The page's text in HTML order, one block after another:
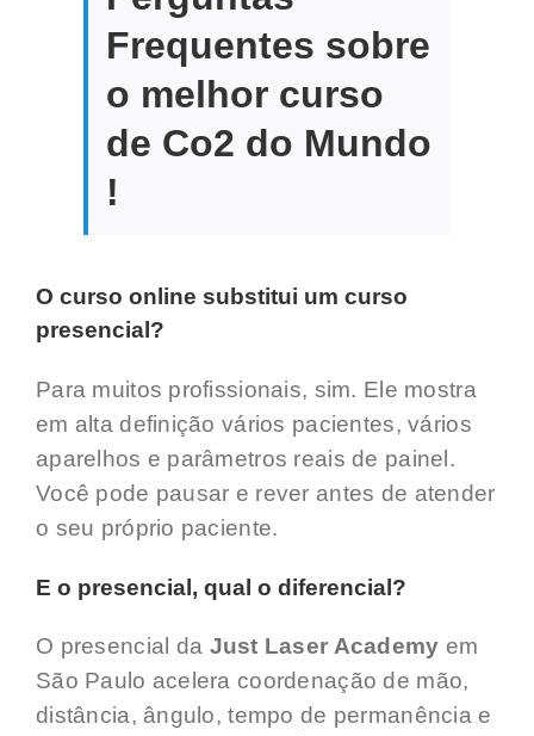
Frequentes sobre
o melhor curso
de Co2 do Mundo
!
O curso online substitui um curso
presencial?
Para muitos profissionais, sim. Ele mostra
em alta definição vários pacientes, vários
aparelhos e parâmetros reais de painel.
Você pode pausar e rever antes de atender
o seu próprio paciente.
E o presencial, qual o diferencial?
O presencial da Just Laser Academy em
São Paulo acelera coordenação de mão,
distância, ângulo, tempo de permanência e